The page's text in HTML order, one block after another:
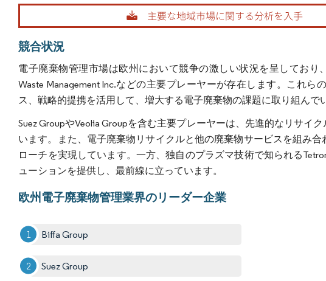
画像 © Mordor Intelligence。再利用にはCC BY 4.0の表示が必要です。
競合状況
電子廃棄物管理市場は欧州において競争の激しい状況を呈しており、
Waste Management Inc.などの主要プレーヤーが存在します。これ
ス、戦略的提携を活用して、増大する電子廃棄物の課題に取り組んで
Suez GroupやVeolia Groupを含む主要プレーヤーは、先進的なリサイ
います。また、電子廃棄物リサイクルと他の廃棄物サービスを組み
ローチを実現しています。一方、独自のプラズマ技術で知られる
ューションを提供し、最前線に立っています。
欧州電子廃棄物管理業界のリーダー企業
Biffa Group
Suez Group